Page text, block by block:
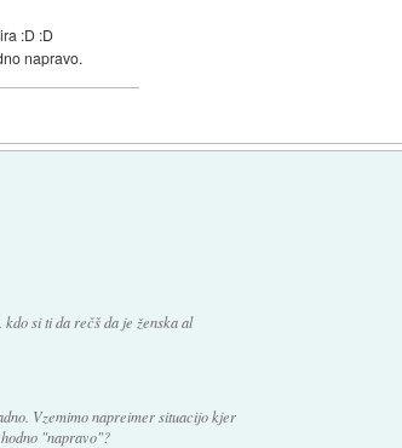
:D :D
napravo.
si ti da rečš da je ženska al
Vzemimo napreimer situacijo kjer
"napravo"?